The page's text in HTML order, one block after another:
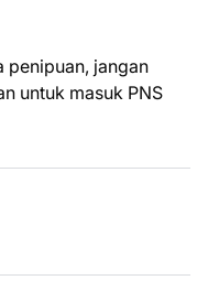
penipuan, jangan
untuk masuk PNS